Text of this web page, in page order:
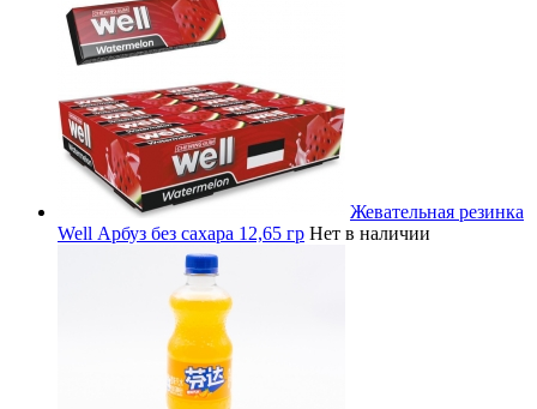
Жевательная резинка
Well Арбуз без сахара 12,65 гр Нет в наличии